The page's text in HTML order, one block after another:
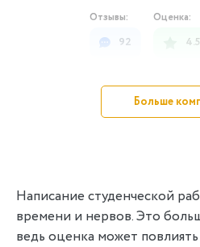
92
7
8
Больше
Написание студенческой
времени и нервов. Это
ведь оценка может